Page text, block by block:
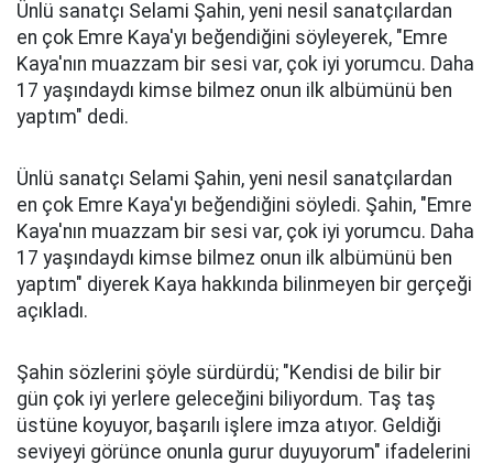
Ünlü sanatçı Selami Şahin, yeni nesil sanatçılardan
en çok Emre Kaya'yı beğendiğini söyleyerek, "Emre
Kaya'nın muazzam bir sesi var, çok iyi yorumcu. Daha
17 yaşındaydı kimse bilmez onun ilk albümünü ben
yaptım" dedi.
Ünlü sanatçı Selami Şahin, yeni nesil sanatçılardan
en çok Emre Kaya'yı beğendiğini söyledi. Şahin, "Emre
Kaya'nın muazzam bir sesi var, çok iyi yorumcu. Daha
17 yaşındaydı kimse bilmez onun ilk albümünü ben
yaptım" diyerek Kaya hakkında bilinmeyen bir gerçeği
açıkladı.
Şahin sözlerini şöyle sürdürdü; "Kendisi de bilir bir
gün çok iyi yerlere geleceğini biliyordum. Taş taş
üstüne koyuyor, başarılı işlere imza atıyor. Geldiği
seviyeyi görünce onunla gurur duyuyorum" ifadelerini